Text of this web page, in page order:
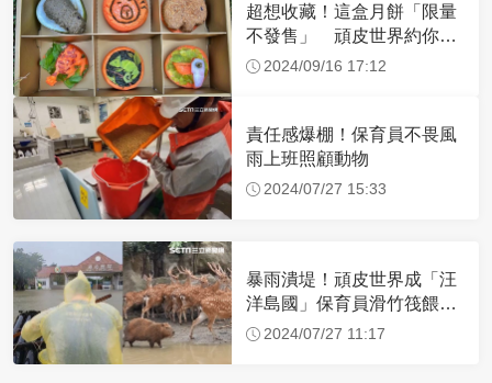
超想收藏！這盒月餅「限量
不發售」 頑皮世界約你中
秋節一起餵動物
2024/09/16 17:12
責任感爆棚！保育員不畏風
雨上班照顧動物
2024/07/27 15:33
暴雨潰堤！頑皮世界成「汪
洋島國」保育員滑竹筏餵
食...水豚超淡定
2024/07/27 11:17